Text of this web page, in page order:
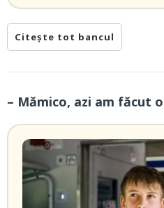
Citește tot bancul
– Mămico, azi am făcut